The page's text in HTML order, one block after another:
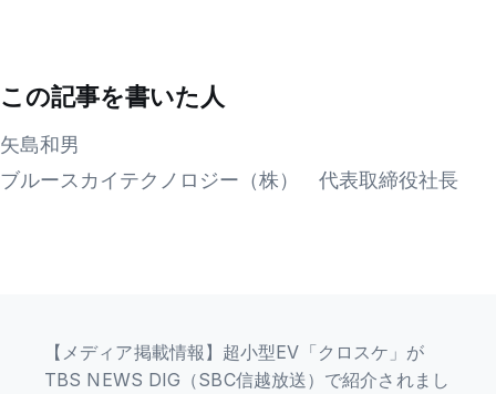
この記事を書いた人
矢島和男
ブルースカイテクノロジー（株） 代表取締役社長
【メディア掲載情報】超小型EV「クロスケ」が
TBS NEWS DIG（SBC信越放送）で紹介されまし